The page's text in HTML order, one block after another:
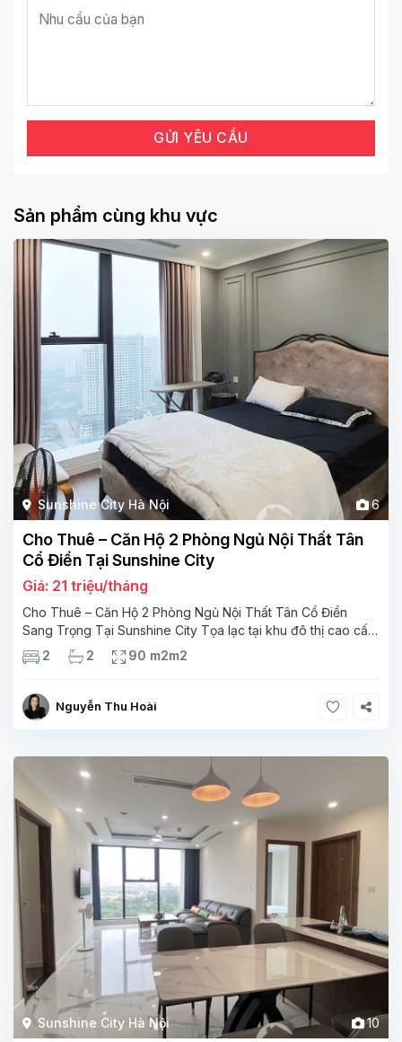
Sản phẩm cùng khu vực
Sunshine City Hà Nội 6
Cho Thuê – Căn Hộ 2 Phòng Ngủ Nội Thất Tân
Cổ Điển Tại Sunshine City
Giá: 21 triệu/tháng
Cho Thuê – Căn Hộ 2 Phòng Ngủ Nội Thất Tân Cổ Điển
Sang Trọng Tại Sunshine City Tọa lạc tại khu đô thị cao cấp
Sunshine City thuộc Ciputra Hà Nội, căn hộ được thiết kế tinh
tế với tổng
2 2 90 m2m2
Nguyễn Thu Hoài
Sunshine City Hà Nội 10